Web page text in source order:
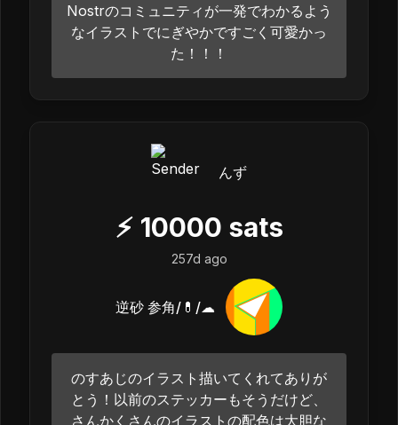
Nostrのコミュニティが一発でわかるよう
なイラストでにぎやかですごく可愛かっ
た！！！
んず
⚡ 10000 sats
257d ago
逆砂 参角/💊/☁
のすあじのイラスト描いてくれてありが
とう！以前のステッカーもそうだけど、
さんかくさんのイラストの配色は大胆な